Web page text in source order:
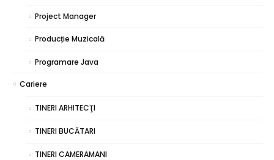
Project Manager
Producție Muzicală
Programare Java
Cariere
TINERI ARHITECŢI
TINERI BUCĂTARI
TINERI CAMERAMANI